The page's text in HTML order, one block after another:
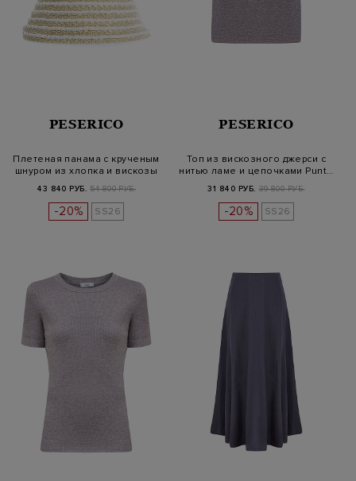
PESERICO
Плетеная панама с крученым
шнуром из хлопка и вискозы
43 840 РУБ. 54 800 РУБ.
-20% SS26
PESERICO
Топ из вискозного джерси с
нитью ламе и цепочками Punt…
31 840 РУБ. 39 800 РУБ.
-20% SS26